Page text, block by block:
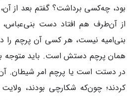
بود، چه‌کسی برداشت؟ گفتم بعد از
از آن‌طرف هم افتاد دست بنی‌عباس،
بنی‌امیه نیست، هر کسی‌ آن پرچم
همان پرچم دستش است. باید متوجه
در دستت است یا پرچم امر شیطان.
کردند؛ چون‌که شکارچی بودند، ولایت